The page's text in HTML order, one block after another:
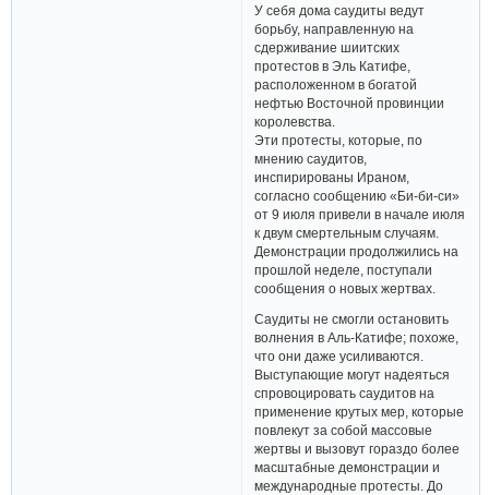
У себя дома саудиты ведут
борьбу, направленную на
сдерживание шиитских
протестов в Эль Катифе,
расположенном в богатой
нефтью Восточной провинции
королевства.
Эти протесты, которые, по
мнению саудитов,
инспирированы Ираном,
согласно сообщению «Би-би-си»
от 9 июля привели в начале июля
к двум смертельным случаям.
Демонстрации продолжились на
прошлой неделе, поступали
сообщения о новых жертвах.
Саудиты не смогли остановить
волнения в Аль-Катифе; похоже,
что они даже усиливаются.
Выступающие могут надеяться
спровоцировать саудитов на
применение крутых мер, которые
повлекут за собой массовые
жертвы и вызовут гораздо более
масштабные демонстрации и
международные протесты. До